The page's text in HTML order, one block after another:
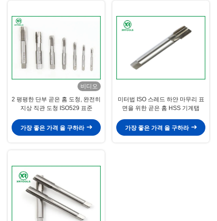
비디오
2 평평한 단부 곧은 홈 도청, 완전히
지상 직관 도청 ISO529 표준
가장 좋은 가격 을 구하라
미터법 ISO 스레드 하얀 마무리 표
면을 위한 곧은 홈 HSS 기계탭
가장 좋은 가격 을 구하라